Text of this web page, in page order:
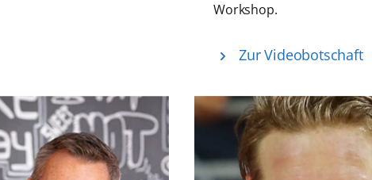
Workshop.
Zur Videobotschaft